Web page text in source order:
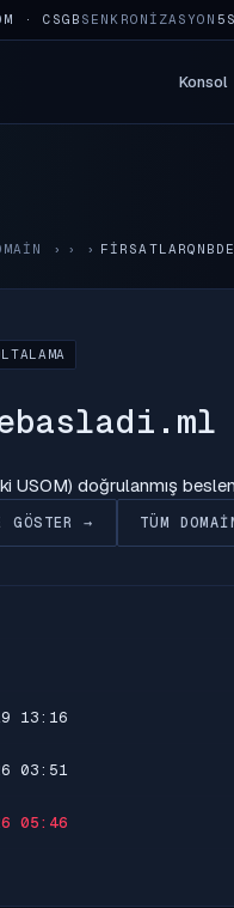
· CSGB SENKRONIZASYON
Konsol
›
USOM) doğrulanmış
GÖSTER → TÜM
13:16
03:51
05:46